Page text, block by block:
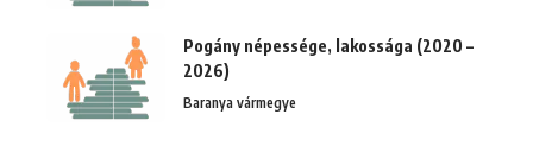
Pogány népessége, lakossága (2020 –
2026)
Baranya vármegye